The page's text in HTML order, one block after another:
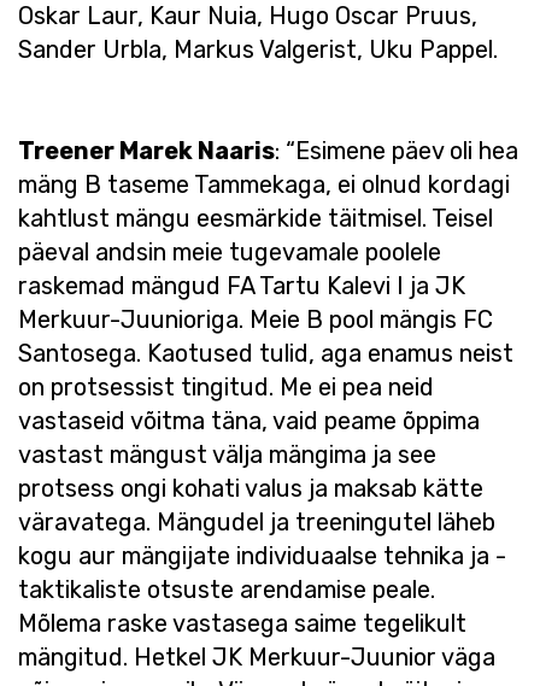
Oskar Laur, Kaur Nuia, Hugo Oscar Pruus,
Sander Urbla, Markus Valgerist, Uku Pappel.
Treener Marek Naaris: “Esimene päev oli hea
mäng B taseme Tammekaga, ei olnud kordagi
kahtlust mängu eesmärkide täitmisel. Teisel
päeval andsin meie tugevamale poolele
raskemad mängud FA Tartu Kalevi I ja JK
Merkuur-Juunioriga. Meie B pool mängis FC
Santosega. Kaotused tulid, aga enamus neist
on protsessist tingitud. Me ei pea neid
vastaseid võitma täna, vaid peame õppima
vastast mängust välja mängima ja see
protsess ongi kohati valus ja maksab kätte
väravatega. Mängudel ja treeningutel läheb
kogu aur mängijate individuaalse tehnika ja -
taktikaliste otsuste arendamise peale.
Mõlema raske vastasega saime tegelikult
mängitud. Hetkel JK Merkuur-Juunior väga